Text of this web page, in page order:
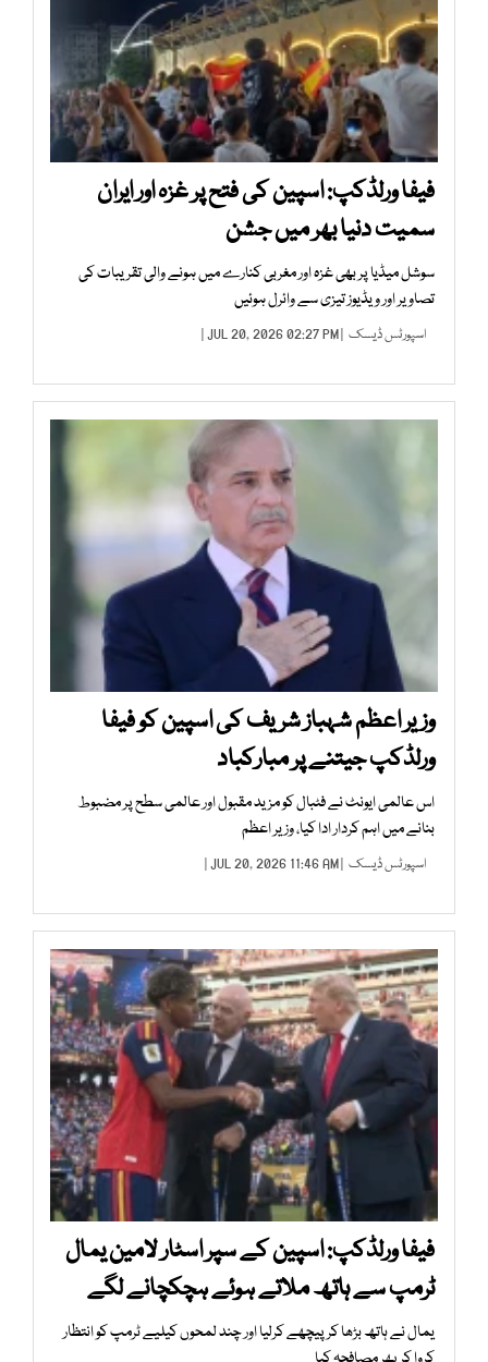
فیفا ورلڈکپ: اسپین کی فتح پر غزہ اور ایران
سمیت دنیا بھر میں جشن
سوشل میڈیا پر بھی غزہ اور مغربی کنارے میں ہونے والی تقریبات کی
تصاویر اور ویڈیوز تیزی سے وائرل ہوئیں
اسپورٹس ڈیسک | JUL 20, 2026 02:27 PM |
وزیر اعظم شہباز شریف کی اسپین کو فیفا
ورلڈکپ جیتنے پر مبارکباد
اس عالمی ایونٹ نے فٹبال کو مزید مقبول اور عالمی سطح پر مضبوط
بنانے میں اہم کردار ادا کیا، وزیر اعظم
اسپورٹس ڈیسک | JUL 20, 2026 11:46 AM |
فیفا ورلڈکپ: اسپین کے سپر اسٹار لامین یمال
ٹرمپ سے ہاتھ ملاتے ہوئے ہچکچانے لگے
یمال نے ہاتھ بڑھا کر پیچھے کرلیا اور چند لمحوں کیلیے ٹرمپ کو انتظار